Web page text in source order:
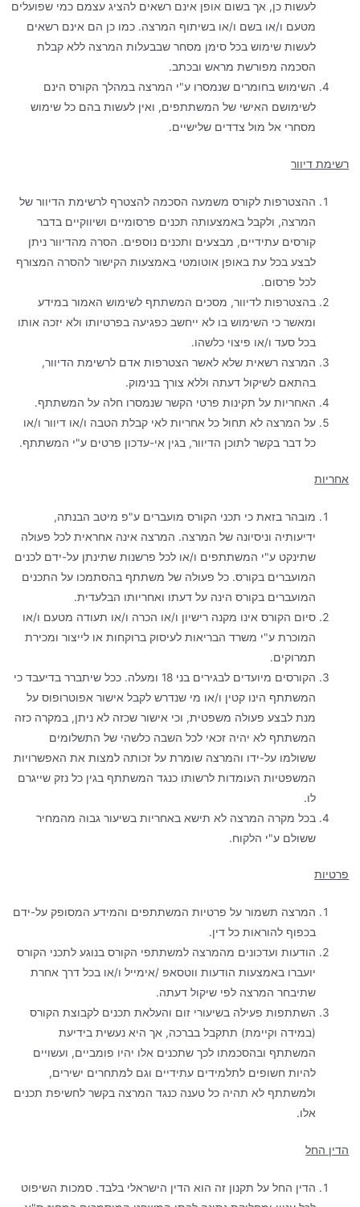
לעשות כן, אך בשום אופן אינם רשאים להציג עצמם כמי שפועלים
מטעם ו/או בשם ו/או בשיתוף המרצה. כמו כן הם אינם רשאים
לעשות שימוש בכל סימן מסחר שבבעלות המרצה ללא קבלת
הסכמה מפורשת מראש ובכתב.
השימוש בחומרים שנמסרו ע"י המרצה במהלך הקורס הינם
לשימושם האישי של המשתתפים, ואין לעשות בהם כל שימוש
מסחרי אל מול צדדים שלישיים.
רשימת דיוור
ההצטרפות לקורס משמעה הסכמה להצטרף לרשימת הדיוור של
המרצה, ולקבל באמצעותה תכנים פרסומיים ושיווקיים בדבר
קורסים עתידיים, מבצעים ותכנים נוספים. הסרה מהדיוור ניתן
לבצע בכל עת באופן אוטומטי באמצעות הקישור להסרה המצורף
לכל פרסום.
בהצטרפות לדיוור, מסכים המשתתף לשימוש האמור במידע
ומאשר כי השימוש בו לא ייחשב כפגיעה בפרטיותו ולא יזכה אותו
בכל סעד ו/או פיצוי כלשהו.
המרצה רשאית שלא לאשר הצטרפות אדם לרשימת הדיוור,
בהתאם לשיקול דעתה וללא צורך בנימוק.
האחריות על תקינות פרטי הקשר שנמסרו חלה על המשתתף.
על המרצה לא תחול כל אחריות לאי קבלת הטבה ו/או דיוור ו/או
כל דבר בקשר לתוכן הדיוור, בגין אי-עדכון פרטים ע"י המשתתף.
אחריות
מובהר בזאת כי תכני הקורס מועברים ע"פ מיטב הבנתה,
ידיעותיה וניסיונה של המרצה. המרצה אינה אחראית לכל פעולה
שתינקט ע"י המשתתפים ו/או לכל פרשנות שתינתן על-ידם לכנים
המועברים בקורס. כל פעולה של משתתף בהסתמכו על התכנים
המועברים בקורס הינה על דעתו ואחריותו הבלעדית.
סיום הקורס אינו מקנה רישיון ו/או הכרה ו/או תעודה מטעם ו/או
המוכרת ע"י משרד הבריאות לעיסוק ברוקחות או לייצור ומכירת
תמרוקים.
הקורסים מיועדים לבגירים בני 18 ומעלה. ככל שיתברר בדיעבד כי
המשתתף הינו קטין ו/או מי שנדרש לקבל אישור אפוטרופוס על
מנת לבצע פעולה משפטית, וכי אישור שכזה לא ניתן, במקרה כזה
המשתתף לא יהיה זכאי לכל השבה כלשהי של התשלומים
ששולמו על-ידו והמרצה שומרת על זכותה למצות את האפשרויות
המשפטיות העומדות לרשותו כנגד המשתתף בגין כל נזק שייגרם
לו.
בכל מקרה המרצה לא תישא באחריות בשיעור גבוה מהמחיר
ששולם ע"י הלקוח.
פרטיות
המרצה תשמור על פרטיות המשתתפים והמידע המסופק על-ידם
בכפוף להוראות כל דין.
הודעות ועדכונים מהמרצה למשתתפי הקורס בנוגע לתכני הקורס
יועברו באמצעות הודעות ווטסאפ /אימייל ו/או בכל דרך אחרת
שתיבחר המרצה לפי שיקול דעתה.
השתתפות פעילה בשיעורי זום והעלאת תכנים לקבוצת הקורס
(במידה וקיימת) תתקבל בברכה, אך היא נעשית בידיעת
המשתתף ובהסכמתו לכך שתכנים אלו יהיו פומביים, ועשויים
להיות חשופים לתלמידים עתידיים וגם למתחרים ישירים,
ולמשתתף לא תהיה כל טענה כנגד המרצה בקשר לחשיפת תכנים
אלו.
הדין החל
הדין החל על תקנון זה הוא הדין הישראלי בלבד. סמכות השיפוט